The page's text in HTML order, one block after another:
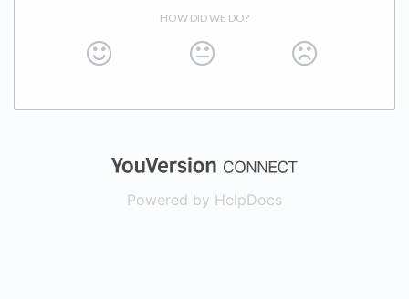
HOW DID WE DO?
(opens in a
Powered by HelpDocs